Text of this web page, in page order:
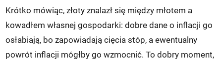
Krótko mówiąc, złoty znalazł się między młotem a
kowadłem własnej gospodarki: dobre dane o inflacji go
osłabiają, bo zapowiadają cięcia stóp, a ewentualny
powrót inflacji mógłby go wzmocnić. To dobry moment,